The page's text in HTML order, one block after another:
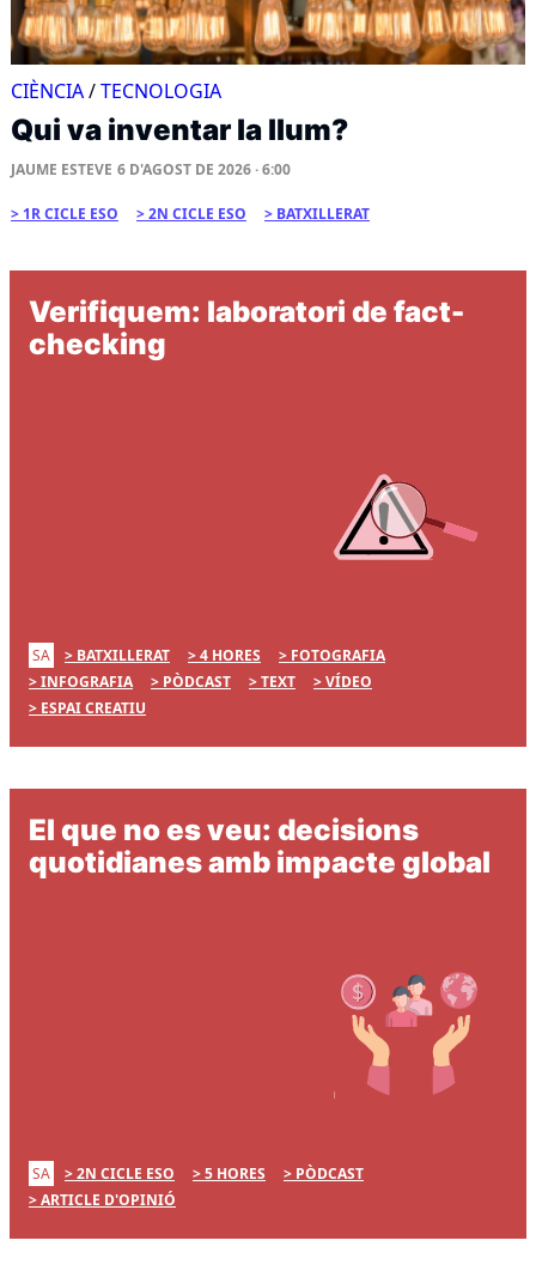
CIÈNCIA/TECNOLOGIA
Qui va inventar la llum?
JAUME ESTEVE 6 D'AGOST DE 2026 · 6:00
1R CICLE ESO 2N CICLE ESO BATXILLERAT
Verifiquem: laboratori de fact-
checking
SA BATXILLERAT 4 HORES
FOTOGRAFIA
INFOGRAFIA
PÒDCAST TEXT
VÍDEO
ESPAI CREATIU
El que no es veu: decisions
quotidianes amb impacte global
SA 2N CICLE ESO 5 HORES
PÒDCAST
ARTICLE D'OPINIÓ